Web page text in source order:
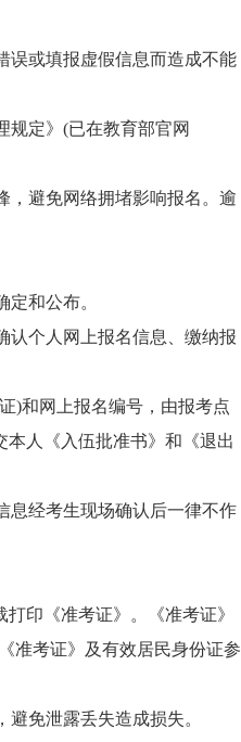
或填报虚假信息而造成不能
定》(已在教育部官网
避免网络拥堵影响报名。逾
和公布。
个人网上报名信息、缴纳报
)和网上报名编号，由报考点
本人《入伍批准书》和《退出
经考生现场确认后一律不作
印《准考证》。《准考证》
准考证》及有效居民身份证参
免泄露丢失造成损失。